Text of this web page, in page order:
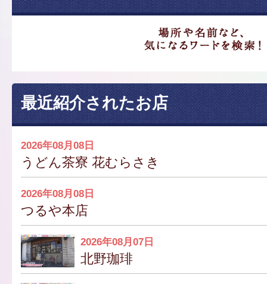
最近紹介されたお店
2026年08月08日
うどん茶寮 花むらさき
2026年08月08日
つるや本店
2026年08月07日
北野珈琲